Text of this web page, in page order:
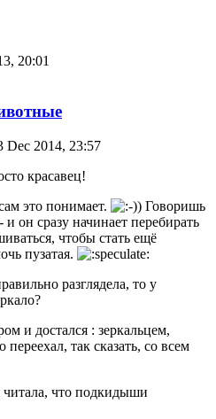
20:01
Dec 2014, 23:57
красавец!
это понимает.
Говоришь
он сразу начинает перебирать
чтобы стать ещё
пузатая.
разглядела, то у
и достался : зеркальцем,
так сказать, со всем
читала, что подкидыши